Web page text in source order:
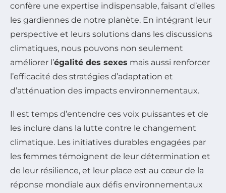
confère une expertise indispensable, faisant d’elles
les gardiennes de notre planète. En intégrant leur
perspective et leurs solutions dans les discussions
climatiques, nous pouvons non seulement
améliorer l’égalité des sexes mais aussi renforcer
l’efficacité des stratégies d’adaptation et
d’atténuation des impacts environnementaux.
Il est temps d’entendre ces voix puissantes et de
les inclure dans la lutte contre le changement
climatique. Les initiatives durables engagées par
les femmes témoignent de leur détermination et
de leur résilience, et leur place est au cœur de la
réponse mondiale aux défis environnementaux